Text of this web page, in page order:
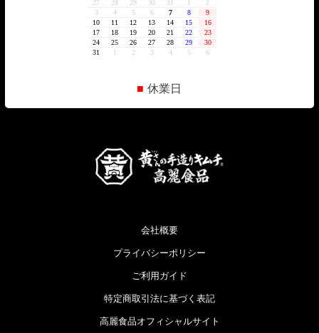
■ 休業日
会社概要
プライバシーポリシー
ご利用ガイド
特定商取引法に基づく表記
高麗食品オフィシャルサイト